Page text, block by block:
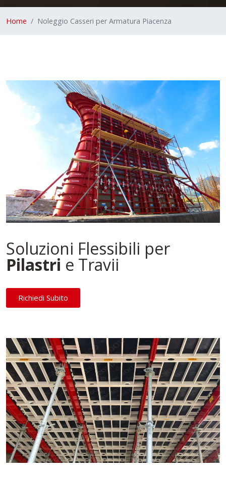
Home Noleggio Casseri per Armatura Piacenza
Soluzioni Flessibili per
Pilastri e Travii
Richiedi Subito